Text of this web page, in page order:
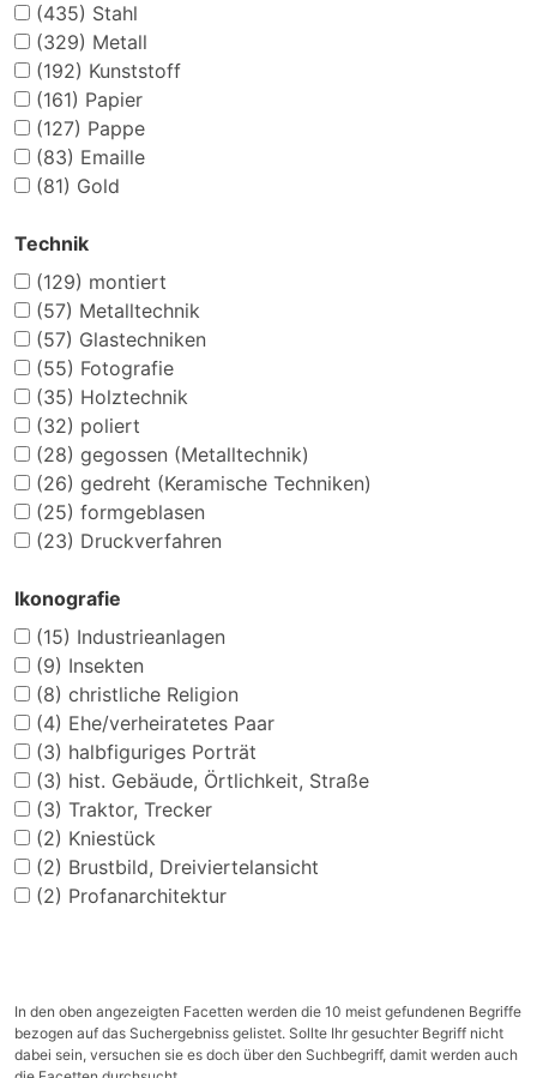
(435) Stahl
(329) Metall
(192) Kunststoff
(161) Papier
(127) Pappe
(83) Emaille
(81) Gold
Technik
(129) montiert
(57) Metalltechnik
(57) Glastechniken
(55) Fotografie
(35) Holztechnik
(32) poliert
(28) gegossen (Metalltechnik)
(26) gedreht (Keramische Techniken)
(25) formgeblasen
(23) Druckverfahren
Ikonografie
(15) Industrieanlagen
(9) Insekten
(8) christliche Religion
(4) Ehe/verheiratetes Paar
(3) halbfiguriges Porträt
(3) hist. Gebäude, Örtlichkeit, Straße
(3) Traktor, Trecker
(2) Kniestück
(2) Brustbild, Dreiviertelansicht
(2) Profanarchitektur
In den oben angezeigten Facetten werden die 10 meist gefundenen Begriffe
bezogen auf das Suchergebniss gelistet. Sollte Ihr gesuchter Begriff nicht
dabei sein, versuchen sie es doch über den Suchbegriff, damit werden auch